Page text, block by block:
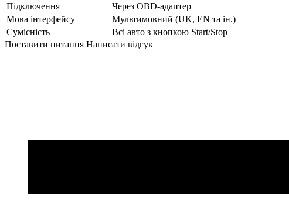
Підключення
Через OBD-адаптер
Мова інтерфейсу
Мультимовний (UK, EN та ін.)
Сумісність
Всі авто з кнопкою Start/Stop
Поставити питання Написати відгук